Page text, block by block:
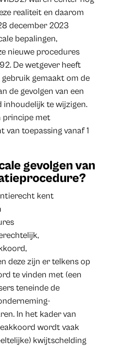
realiteit en daarom
december 2023
bepalingen,
nieuwe procedures
De wetgever heeft
gebruik gemaakt om de
de gevolgen van een
te wijzigen.
principe met
toepassing vanaf 1
gevolgen van
kent
deze zijn er telkens op
te vinden met (een
teneinde de
In het kader van
wordt vaak
kwijtschelding